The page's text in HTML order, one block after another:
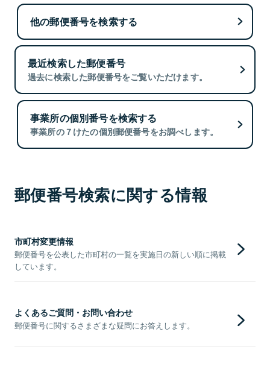
他の郵便番号を検索する
最近検索した郵便番号
過去に検索した郵便番号をご覧いただけます。
事業所の個別番号を検索する
事業所の７けたの個別郵便番号をお調べします。
郵便番号検索に関する情報
市町村変更情報
郵便番号を公表した市町村の一覧を実施日の新しい順に掲載
しています。
よくあるご質問・お問い合わせ
郵便番号に関するさまざまな疑問にお答えします。